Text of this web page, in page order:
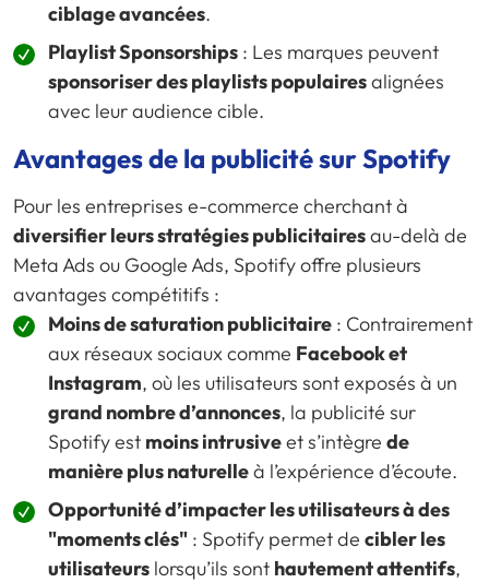
ciblage avancées.
Playlist Sponsorships : Les marques peuvent
sponsoriser des playlists populairesalignées
avec leur audience cible.
Avantages de la publicité sur Spotify
Pour les entreprises e-commerce cherchant à
diversifier leurs stratégies publicitairesau-delà de
Meta Ads ou Google Ads, Spotify offre plusieurs
avantages compétitifs :
Moins de saturation publicitaire : Contrairement
aux réseaux sociaux comme Facebook et
Instagram, où les utilisateurs sont exposés à un
grand nombre d’annonces, la publicité sur
Spotify est moins intrusiveet s’intègre de
manière plus naturelleà l’expérience d’écoute.
Opportunité d’impacter les utilisateurs à des
"moments clés" : Spotify permet de cibler les
utilisateurs lorsqu’ils sont hautement attentifs,